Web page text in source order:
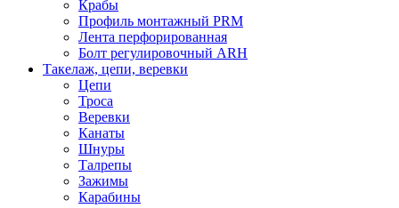
Крабы
Профиль монтажный PRM
Лента перфорированная
Болт регулировочный ARH
Такелаж, цепи, веревки
Цепи
Троса
Веревки
Канаты
Шнуры
Талрепы
Зажимы
Карабины